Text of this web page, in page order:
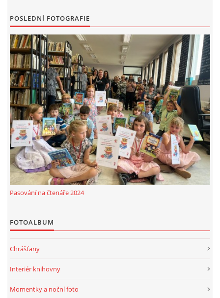
PROJEKT FLYNN "KNIHOVNA" CARSEN
E-KNIHY DO KAŽDÉ KNIHOVNY
GRANTY A DOTACE
MOBILNÍ APLIKACE
FREE WIFI
VÝZNAČNÍ RODÁCI
FOTOALBUM
PODĚKOVÁNÍ
SLUŽBY
POSLEDNÍ FOTOGRAFIE
Pasování na čtenáře 2024
FOTOALBUM
Chrášťany
Interiér knihovny
Momentky a noční foto